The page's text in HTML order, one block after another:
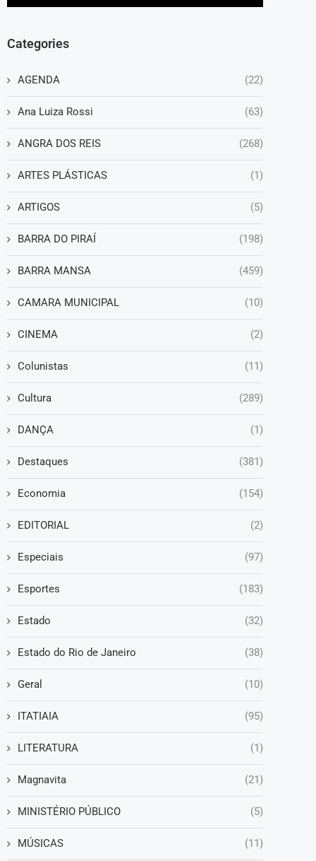
Categories
AGENDA (22)
Ana Luiza Rossi (63)
ANGRA DOS REIS (268)
ARTES PLÁSTICAS (1)
ARTIGOS (5)
BARRA DO PIRAÍ (198)
BARRA MANSA (459)
CAMARA MUNICIPAL (10)
CINEMA (2)
Colunistas (11)
Cultura (289)
DANÇA (1)
Destaques (381)
Economia (154)
EDITORIAL (2)
Especiais (97)
Esportes (183)
Estado (32)
Estado do Rio de Janeiro (38)
Geral (10)
ITATIAIA (95)
LITERATURA (1)
Magnavita (21)
MINISTÉRIO PÚBLICO (5)
MÚSICAS (11)